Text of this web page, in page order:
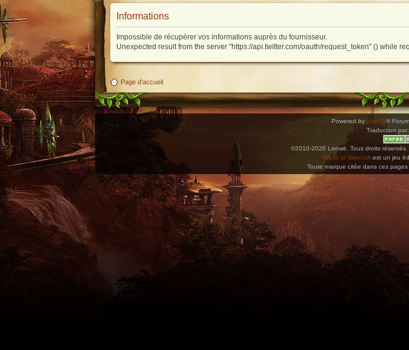
Informations
Impossible de récupérer vos informations auprès du fournisseur.
Unexpected result from the server "https://api.twitter.com/oauth/request_token" () while
Page d'accueil
Powered by phpBB®
Traduction par:
©2010-2026 Lenwë. Tous droits
World of Warcraftest un jeu
Toute marque citée dans ces
Utilisez l'adresse suivante pour accéder au calendrier des évènements depuis d'autres applications. Copiez l'adresse et collez-la dans